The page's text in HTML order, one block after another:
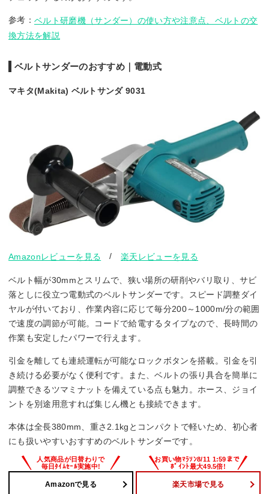
参考： ベルト研磨機（サンダー）の使い方や注意点、ベルトの交
換方法を解説
ベルトサンダーのおすすめ｜電動式
マキタ(Makita) ベルトサンダ 9031
Amazonレビューを見る /楽天レビューを見る
ベルト幅が30mmとスリムで、狭い場所の研削やバリ取り、サビ
落としに役立つ電動式のベルトサンダーです。スピード調整ダイ
ヤルが付いており、作業内容に応じて毎分200～1000m/分の範囲
で速度の調節が可能。コードで給電するタイプなので、長時間の
作業も安定したパワーで行えます。
引金を離しても連続運転が可能なロックボタンを搭載。引金を引
き続ける必要がなく便利です。また、ベルトの張り具合を簡単に
調整できるツマミナットを備えている点も魅力。ホース、ジョイ
ントを別途用意すれば集じん機とも接続できます。
本体は全長380mm、重さ2.1kgとコンパクトで軽いため、初心者
にも扱いやすいおすすめのベルトサンダーです。
Amazonで見る 楽天市場で見る